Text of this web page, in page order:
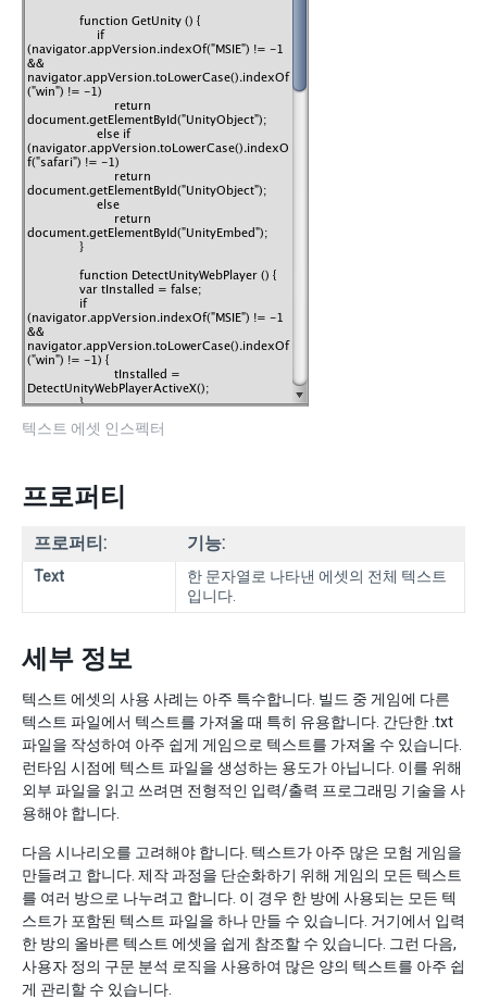
텍스트 에셋 인스펙터
프로퍼티
프로퍼티: 기능:
Text
한 문자열로 나타낸 에셋의 전체 텍스트
입니다.
세부 정보
텍스트 에셋의 사용 사례는 아주 특수합니다. 빌드 중 게임에 다른
텍스트 파일에서 텍스트를 가져올 때 특히 유용합니다. 간단한 .txt
파일을 작성하여 아주 쉽게 게임으로 텍스트를 가져올 수 있습니다.
런타임 시점에 텍스트 파일을 생성하는 용도가 아닙니다. 이를 위해
외부 파일을 읽고 쓰려면 전형적인 입력/출력 프로그래밍 기술을 사
용해야 합니다.
다음 시나리오를 고려해야 합니다. 텍스트가 아주 많은 모험 게임을
만들려고 합니다. 제작 과정을 단순화하기 위해 게임의 모든 텍스트
를 여러 방으로 나누려고 합니다. 이 경우 한 방에 사용되는 모든 텍
스트가 포함된 텍스트 파일을 하나 만들 수 있습니다. 거기에서 입력
한 방의 올바른 텍스트 에셋을 쉽게 참조할 수 있습니다. 그런 다음,
사용자 정의 구문 분석 로직을 사용하여 많은 양의 텍스트를 아주 쉽
게 관리할 수 있습니다.